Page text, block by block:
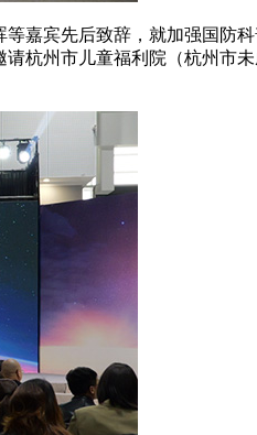
嘉宾先后致辞，就加强国防
杭州市儿童福利院（杭州市